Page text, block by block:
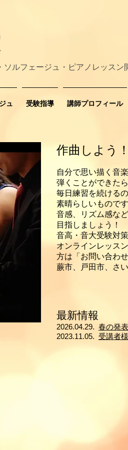
ルフェージュ・ピアノレッスン
ュ 受験指導 講師プロフィール
作曲しよう
自分で思い描く音
弾くことができた
毎日練習を続ける
素晴らしいものです
音感、リズム感な
目指しましょう！
音高・音大受験対
オンラインレッス
方は「お問い合わ
蕨市、戸田市、さ
最新情報
2026.04.29. 春の発
2023.11.05. 受講者